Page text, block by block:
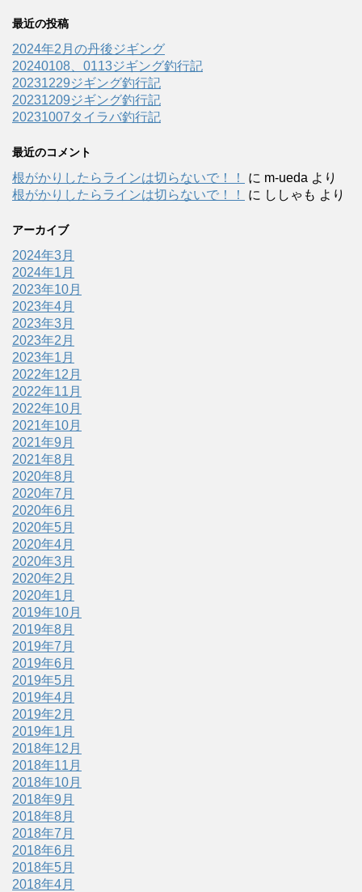
最近の投稿
2024年2月の丹後ジギング
20240108、0113ジギング釣行記
20231229ジギング釣行記
20231209ジギング釣行記
20231007タイラバ釣行記
最近のコメント
根がかりしたらラインは切らないで！！ に m-ueda より
根がかりしたらラインは切らないで！！
に ししゃも より
アーカイブ
2024年3月
2024年1月
2023年10月
2023年4月
2023年3月
2023年2月
2023年1月
2022年12月
2022年11月
2022年10月
2021年10月
2021年9月
2021年8月
2020年8月
2020年7月
2020年6月
2020年5月
2020年4月
2020年3月
2020年2月
2020年1月
2019年10月
2019年8月
2019年7月
2019年6月
2019年5月
2019年4月
2019年2月
2019年1月
2018年12月
2018年11月
2018年10月
2018年9月
2018年8月
2018年7月
2018年6月
2018年5月
2018年4月